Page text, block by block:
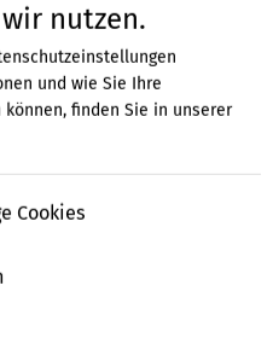
nutzen.
und wie Sie Ihre
finden Sie in unserer
Cookies
und –
Bildung auf
und Transfer